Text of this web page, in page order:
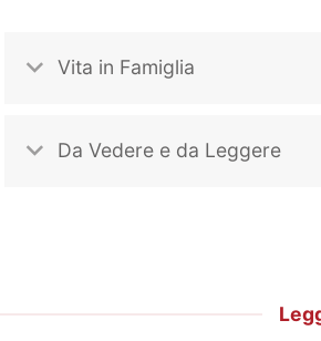
Vita in Famiglia
Da Vedere e da Leggere